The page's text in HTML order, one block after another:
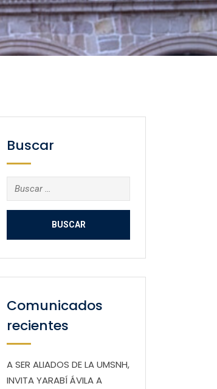
Buscar
Buscar:
Comunicados
recientes
A SER ALIADOS DE LA UMSNH,
INVITA YARABÍ ÁVILA A